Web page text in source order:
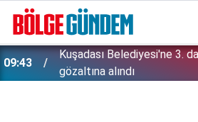
09:36 Tuzla’da 105 bin litre